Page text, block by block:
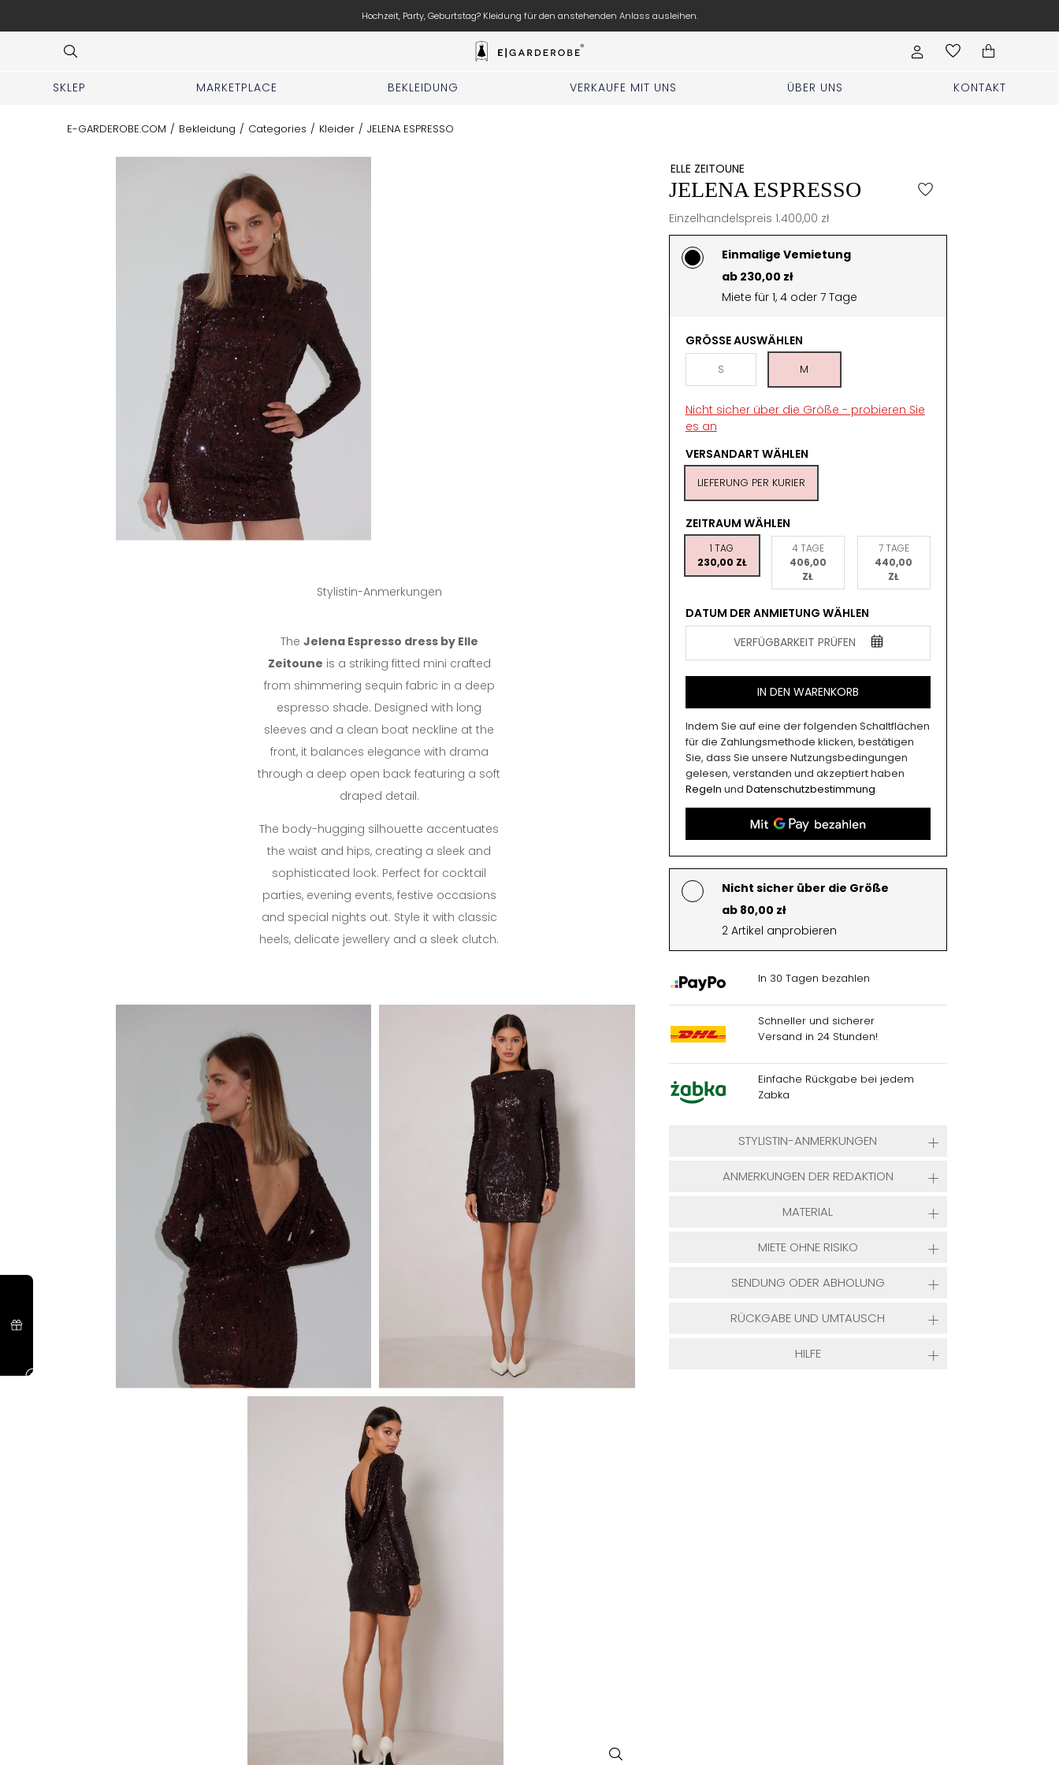
Hochzeit, Party, Geburtstag? Kleidung für den anstehenden Anlass ausleihen.
SKLEP MARKETPLACE BEKLEIDUNG VERKAUFE MIT UNS ÜBER UNS KONTAKT
E-GARDEROBE.COM / Bekleidung / Categories / Kleider / JELENA ESPRESSO
Stylistin-Anmerkungen
The Jelena Espresso dress by Elle
Zeitoune is a striking fitted mini crafted
from shimmering sequin fabric in a deep
espresso shade. Designed with long
sleeves and a clean boat neckline at the
front, it balances elegance with drama
through a deep open back featuring a soft
draped detail.
The body-hugging silhouette accentuates
the waist and hips, creating a sleek and
sophisticated look. Perfect for cocktail
parties, evening events, festive occasions
and special nights out. Style it with classic
heels, delicate jewellery and a sleek clutch.
ELLE ZEITOUNE
JELENA ESPRESSO
Einzelhandelspreis 1.400,00 zł
Einmalige Vemietung
ab 230,00 zł
Miete für 1, 4 oder 7 Tage
GRÖSSE AUSWÄHLEN
S M
Nicht sicher über die Größe - probieren Sie
es an
VERSANDART WÄHLEN
LIEFERUNG PER KURIER
ZEITRAUM WÄHLEN
1 TAG
230,00 ZŁ
4 TAGE
406,00
ZŁ
7 TAGE
440,00
ZŁ
DATUM DER ANMIETUNG WÄHLEN
VERFÜGBARKEIT PRÜFEN
IN DEN WARENKORB
Indem Sie auf eine der folgenden Schaltflächen
für die Zahlungsmethode klicken, bestätigen
Sie, dass Sie unsere Nutzungsbedingungen
gelesen, verstanden und akzeptiert haben
Regeln und Datenschutzbestimmung
Nicht sicher über die Größe
ab 80,00 zł
2 Artikel anprobieren
In 30 Tagen bezahlen
Schneller und sicherer
Versand in 24 Stunden!
Einfache Rückgabe bei jedem
Zabka
STYLISTIN-ANMERKUNGEN
ANMERKUNGEN DER REDAKTION
MATERIAL
MIETE OHNE RISIKO
SENDUNG ODER ABHOLUNG
RÜCKGABE UND UMTAUSCH
HILFE